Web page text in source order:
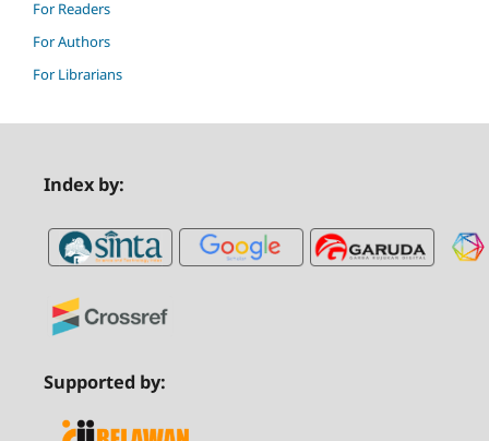
For Readers
For Authors
For Librarians
Index by:
Supported by: